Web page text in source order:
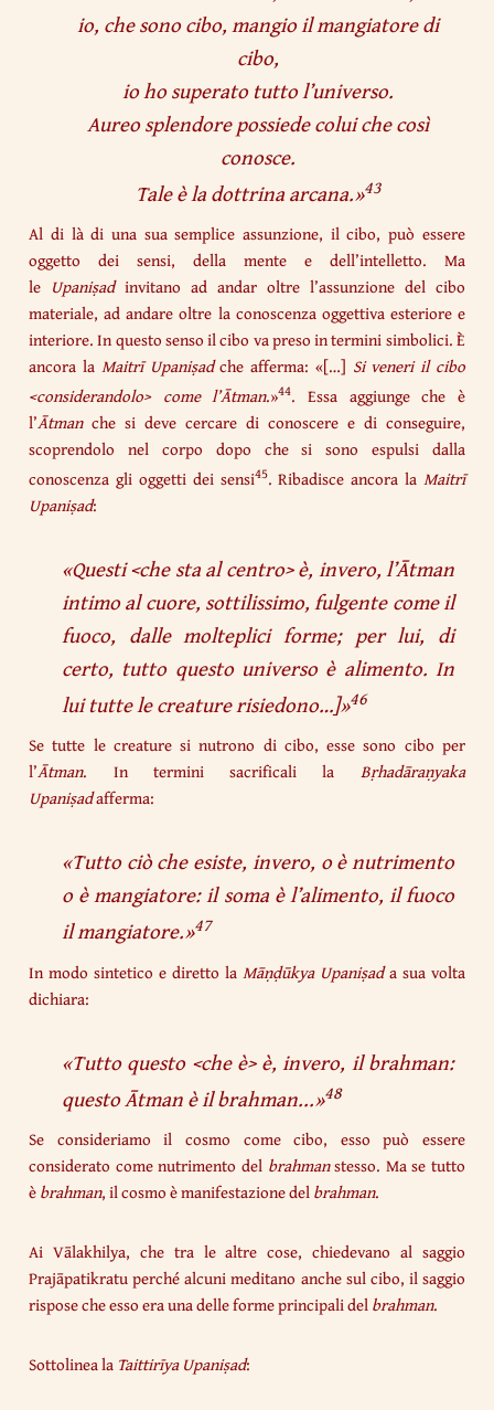
io, che sono cibo, mangio il mangiatore di
cibo,
io ho superato tutto l’universo.
Aureo splendore possiede colui che così
conosce.
Tale è la dottrina arcana.»43
Al di là di una sua semplice assunzione, il cibo, può essere
oggetto dei sensi, della mente e dell’intelletto. Ma
le Upaniṣadinvitano ad andar oltre l’assunzione del cibo
materiale, ad andare oltre la conoscenza oggettiva esteriore e
interiore. In questo senso il cibo va preso in termini simbolici. È
ancora la Maitrī Upaniṣadche afferma: «[…] Si veneri il cibo
<considerandolo> come l’Ātman.»44. Essa aggiunge che è
l’Ātmanche si deve cercare di conoscere e di conseguire,
scoprendolo nel corpo dopo che si sono espulsi dalla
conoscenza gli oggetti dei sensi45. Ribadisce ancora la Maitrī
Upaniṣad:
«Questi <che sta al centro> è, invero, l’Ātman
intimo al cuore, sottilissimo, fulgente come il
fuoco, dalle molteplici forme; per lui, di
certo, tutto questo universo è alimento. In
lui tutte le creature risiedono…]»46
Se tutte le creature si nutrono di cibo, esse sono cibo per
l’Ātman. In termini sacrificali la Bṛhadāraṇyaka
Upaniṣadafferma:
«Tutto ciò che esiste, invero, o è nutrimento
o è mangiatore: il soma è l’alimento, il fuoco
il mangiatore.»47
In modo sintetico e diretto la Māṇḍūkya Upaniṣada sua volta
dichiara:
«Tutto questo <che è> è, invero, il brahman:
questo Ātman è il brahman...»48
Se consideriamo il cosmo come cibo, esso può essere
considerato come nutrimento del brahmanstesso. Ma se tutto
èbrahman, il cosmo è manifestazione delbrahman.
Ai Vālakhilya, che tra le altre cose, chiedevano al saggio
Prajāpatikratu perché alcuni meditano anche sul cibo, il saggio
rispose che esso era una delle forme principali delbrahman.
Sottolinea la Taittirīya Upaniṣad: